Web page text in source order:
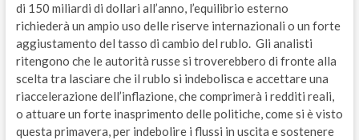
di 150 miliardi di dollari all’anno, l’equilibrio esterno
richiederà un ampio uso delle riserve internazionali o un forte
aggiustamento del tasso di cambio del rublo. Gli analisti
ritengono che le autorità russe si troverebbero di fronte alla
scelta tra lasciare che il rublo si indebolisca e accettare una
riaccelerazione dell’inflazione, che comprimerà i redditi reali,
o attuare un forte inasprimento delle politiche, come si è visto
questa primavera, per indebolire i flussi in uscita e sostenere